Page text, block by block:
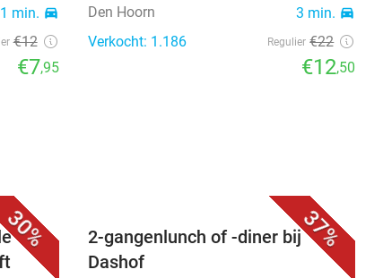
1 min. directions_car
€12
€7,95
Den Hoorn 3 min. directions_car
Verkocht: 1.186 Regulier €22
€12,50
30% 37%
2-gangenlunch of -diner bij
Dashof